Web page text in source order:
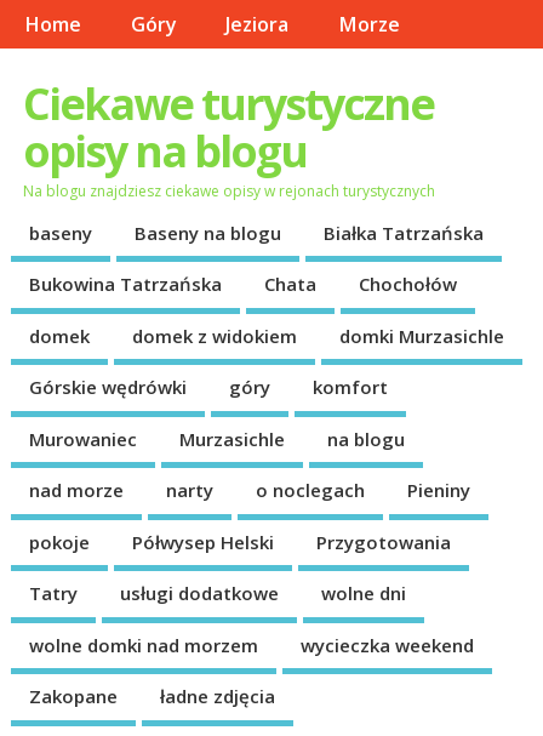
Home Góry Jeziora Morze
Ciekawe turystyczne
opisy na blogu
Na blogu znajdziesz ciekawe opisy w rejonach turystycznych
baseny Baseny na blogu Białka Tatrzańska
Bukowina Tatrzańska Chata Chochołów
domek domek z widokiem domki Murzasichle
Górskie wędrówki góry komfort
Murowaniec Murzasichle na blogu
nad morze narty o noclegach Pieniny
pokoje Półwysep Helski Przygotowania
Tatry usługi dodatkowe wolne dni
wolne domki nad morzem wycieczka weekend
Zakopane ładne zdjęcia